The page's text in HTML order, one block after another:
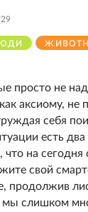
просто не
аксиому, не
себя
есть
на сегодня
свой
продолжив
мы слишком